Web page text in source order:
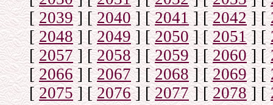
[ 2039] [2040] [2041] [2042] [
[2048] [2049] [2050] [2051] [
[2057] [2058] [2059 ] [2060] [
[2066] [2067] [2068] [2069] [
[2075] [2076] [2077] [2078] [